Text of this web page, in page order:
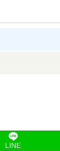
LINE